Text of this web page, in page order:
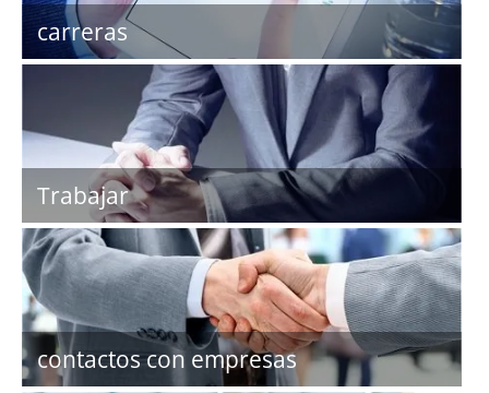
carreras
Trabajar
contactos con empresas